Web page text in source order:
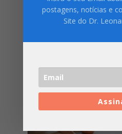
postagens, notícias e
Site do Dr.